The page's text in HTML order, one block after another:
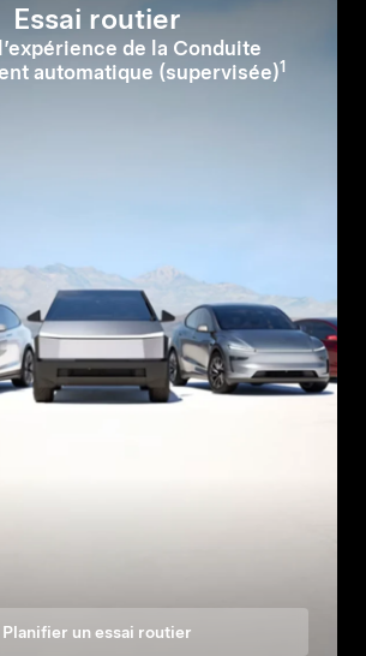
Essai routier
de la Conduite
automatique (supervisée)1
Planifier un essai routier